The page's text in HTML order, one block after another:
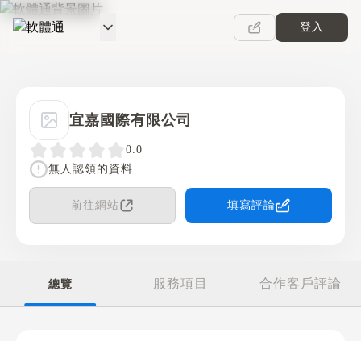
軟體通
登入
宜嘉國際有限公司
0.0
無人認領的資料
前往網站 填寫評論
總覽 服務項目 合作客戶評論